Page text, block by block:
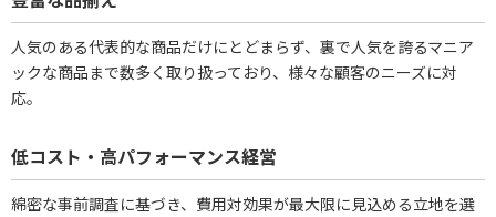
人気のある代表的な商品だけにとどまらず、裏で人気を誇るマニア
ックな商品まで数多く取り扱っており、様々な顧客のニーズに対
応。
低コスト・高パフォーマンス経営
綿密な事前調査に基づき、費用対効果が最大限に見込める立地を選